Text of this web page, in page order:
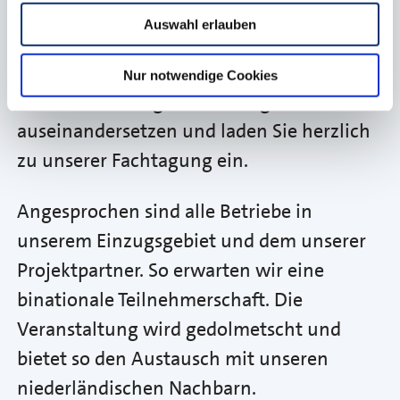
Auswahl erlauben
Nur notwendige Cookies
soll Ihnen dafür entscheidende
Anregungen liefern. Gemeinsam mit
Ihnen wollen wir uns mit den
Herausforderungen der Energiewende
auseinandersetzen und laden Sie herzlich
zu unserer Fachtagung ein.
Angesprochen sind alle Betriebe in
unserem Einzugsgebiet und dem unserer
Projektpartner. So erwarten wir eine
binationale Teilnehmerschaft. Die
Veranstaltung wird gedolmetscht und
bietet so den Austausch mit unseren
niederländischen Nachbarn.